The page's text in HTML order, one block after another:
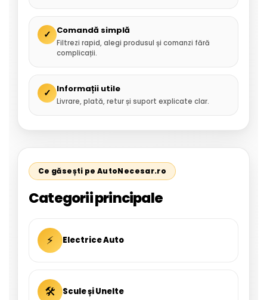
✓ Comandă simplă
Filtrezi rapid, alegi produsul și comanzi fără
complicații.
✓ Informații utile
Livrare, plată, retur și suport explicate clar.
Ce găsești pe AutoNecesar.ro
Categorii principale
⚡ Electrice Auto
🛠 Scule și Unelte